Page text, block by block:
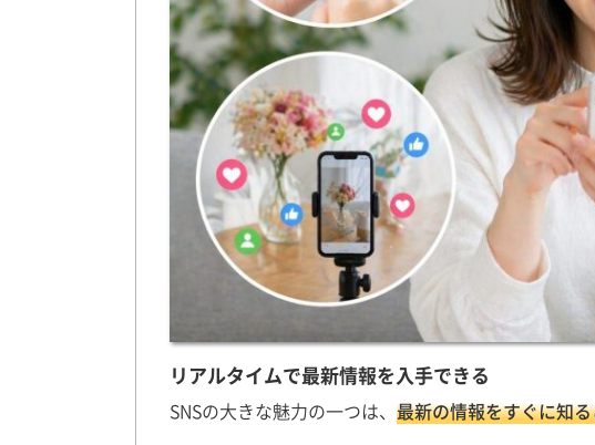
リアルタイムで最新情報を入手できる
SNSの大きな魅力の一つは、 最新の情報をすぐに知